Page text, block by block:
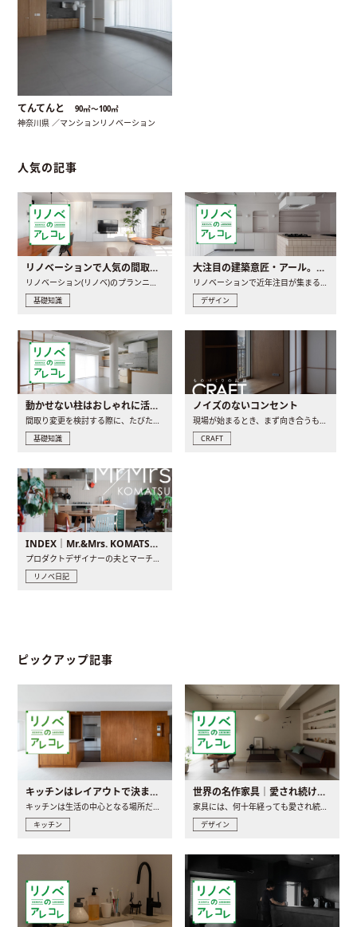
てんてんと 90㎡〜100㎡
神奈川県 ／マンションリノベーション
人気の記事
リノベーションで人気の間取りとは？トレンドの間取りと実例を徹底解説
リノベーション(リノベ)のプランニングで一番最初に決めるのは..
基礎知識
大注目の建築意匠・アール。人気の理由と空間に取り入れるポイント
リノベーションで近年注目が集まる建築意匠の一つであるアール..
デザイン
動かせない柱はおしゃれに活用！柱を魅せるリノベーション(リノベ)4選
間取り変更を検討する際に、たびたび皆さんの頭を悩ませる動か..
基礎知識
ノイズのないコンセント
現場が始まるとき、まず向き合うものの一つがコンセントです..
CRAFT
INDEX｜Mr.&Mrs. KOMATSU renovation diary
プロダクトデザイナーの夫とマーチャンダイザーの妻が、夫婦で..
リノベ日記
ピックアップ記事
キッチンはレイアウトで決まる。後悔しないための考え方と選び方
キッチン
世界の名作家具｜愛され続ける理由と一生モノとの出会い方
デザイン